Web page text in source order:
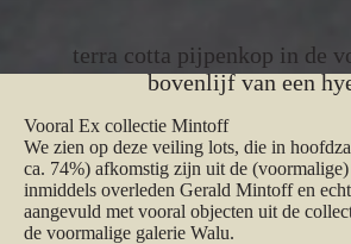
terra cotta pijpenkop in de
bovenlijf van een
Vooral Ex collectie Mintoff
We zien op deze veiling lots, die in
ca. 74%) afkomstig zijn uit de
inmiddels overleden Gerald Mintoff en
aangevuld met vooral objecten uit de
de voormalige galerie Walu.